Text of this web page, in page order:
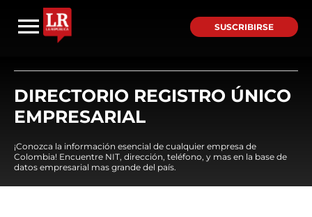
SUSCRIBIRSE
DIRECTORIO REGISTRO ÚNICO
EMPRESARIAL
¡Conozca la información esencial de cualquier empresa de
Colombia! Encuentre NIT, dirección, teléfono, y mas en la base de
datos empresarial mas grande del país.